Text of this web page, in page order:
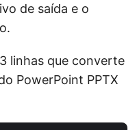
de saída e o
linhas que converte
PowerPoint PPTX